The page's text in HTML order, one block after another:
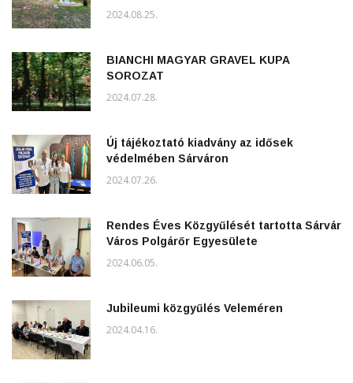
2024.08.25.
BIANCHI MAGYAR GRAVEL KUPA
SOROZAT
2024.07.28.
Új tájékoztató kiadvány az idősek
védelmében Sárváron
2024.07.26.
Rendes Éves Közgyűlését tartotta Sárvár
Város Polgárőr Egyesülete
2024.06.05.
Jubileumi közgyűlés Veleméren
2024.04.16.